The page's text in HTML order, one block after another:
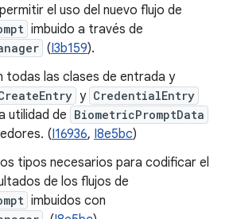
el uso del nuevo flujo de
imbuido a través de
(I3b159).
todas las clases de entrada y
y CredentialEntry
utilidad de BiometricPromptData
(I16936, I8e5bc)
tipos necesarios para codificar el
de los flujos de
imbuidos con